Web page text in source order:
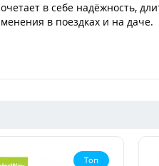
в себе надёжность,
в поездках и на даче.
Топ